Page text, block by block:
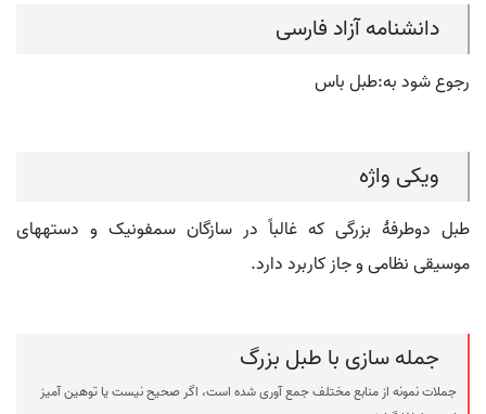
دانشنامه آزاد فارسی
رجوع شود به:طبل باس
ویکی واژه
طبل دوطرفۀ بزرگی که غالباً در سازگان سمفونیک و دسته‏های
موسیقی نظامی و جاز کاربرد دارد.
جمله سازی با طبل بزرگ
جملات نمونه از منابع مختلف جمع آوری شده است، اگر صحیح نیست یا توهین آمیز